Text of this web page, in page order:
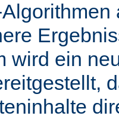
wird ein